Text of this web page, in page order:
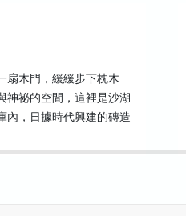
扇木門，緩緩步下枕木
神祕的空間，這裡是沙湖
內，日據時代興建的磚造